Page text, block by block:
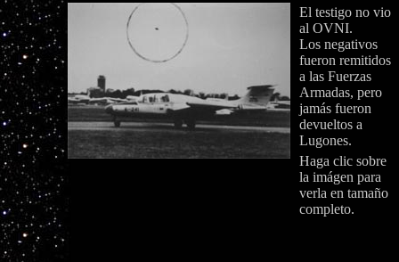
El testigo no vio
al OVNI.
Los negativos
fueron remitidos
a las Fuerzas
Armadas, pero
jamás fueron
devueltos a
Lugones.
Haga clic sobre
la imágen para
verla en tamaño
completo.